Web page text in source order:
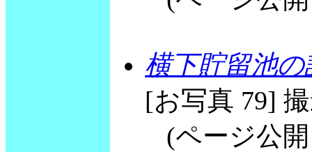
横下貯留池
[お写真 79]
(ページ公開